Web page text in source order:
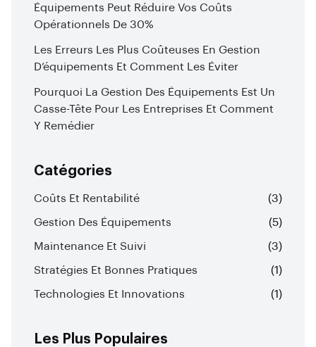
Équipements Peut Réduire Vos Coûts
Opérationnels De 30%
Les Erreurs Les Plus Coûteuses En Gestion
D’équipements Et Comment Les Éviter
Pourquoi La Gestion Des Équipements Est Un
Casse-Tête Pour Les Entreprises Et Comment
Y Remédier
Catégories
Coûts Et Rentabilité (3)
Gestion Des Équipements (5)
Maintenance Et Suivi (3)
Stratégies Et Bonnes Pratiques (1)
Technologies Et Innovations (1)
Les Plus Populaires